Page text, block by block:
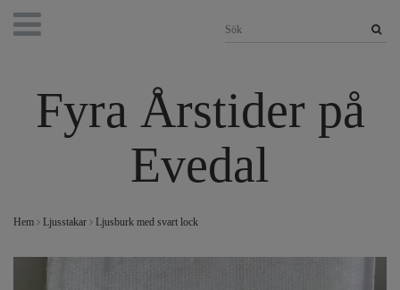
Fyra Årstider på
Evedal
Hem Ljusstakar Ljusburk med svart lock